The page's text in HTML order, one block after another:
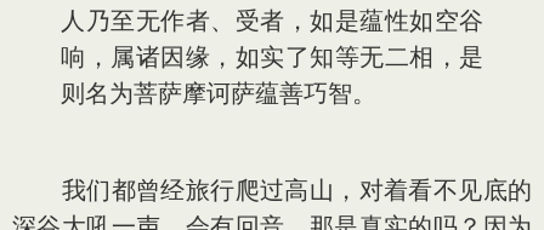
人乃至无作者、受者，如是蕴性如空谷
响，属诸因缘，如实了知等无二相，是
则名为菩萨摩诃萨蕴善巧智。
我们都曾经旅行爬过高山，对着看不见底的